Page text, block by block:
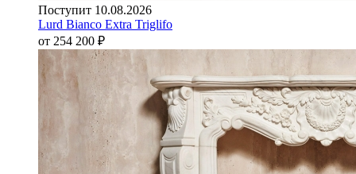
Поступит 10.08.2026
Lurd Bianco Extra Triglifo
от 254 200 ₽